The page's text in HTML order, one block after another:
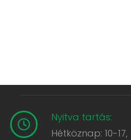
Nyitva tartás:
Hétköznap: 10-17,